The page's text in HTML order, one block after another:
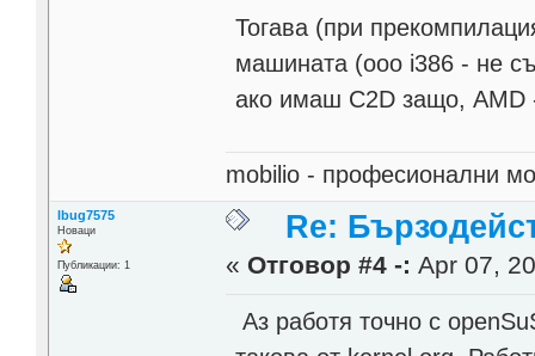
Тогава (при
машината (ооо i386 - не
ако имаш C2D защо, AMD
mobilio - професионални
lbug7575
Новаци
Публикации: 1
Re:
« Отговор #4 -: Apr 07,
Аз работя точно с